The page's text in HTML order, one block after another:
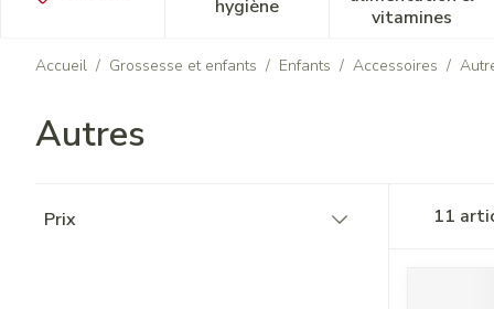
hygièneAfficher le sous-menu pour
vitamines
Afficher
Accueil / Grossesse et enfants / Enfants / Accessoires /
Autres
Prix
11